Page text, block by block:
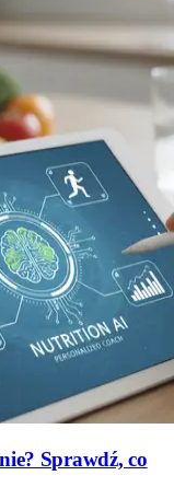
Sprawdź, co